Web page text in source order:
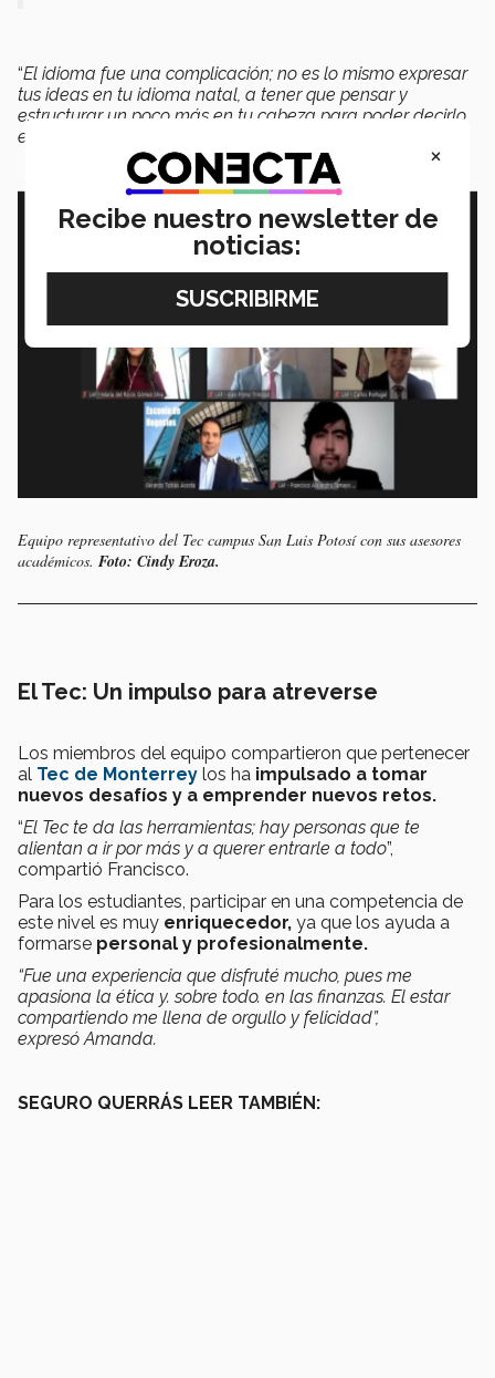
“El idioma fue una complicación; no es lo mismo expresar
tus ideas en tu idioma natal, a tener que pensar y
estructurar un poco más en tu cabeza para poder decirlo
en inglés
Equipo representativo del Tec campus San Luis Potosí con sus asesores
académicos. Foto: Cindy Eroza.
El Tec: Un impulso para atreverse
Los miembros del equipo compartieron que pertenecer
al Tec de Monterrey los ha impulsado a tomar
nuevos desafíos y a emprender nuevos retos.
“El Tec te da las herramientas; hay personas que te
alientan a ir por más y a querer entrarle a todo”,
compartió Francisco.
Para los estudiantes, participar en una competencia de
este nivel es muy enriquecedor, ya que los ayuda a
formarse personal y profesionalmente.
“Fue una experiencia que disfruté mucho, pues me
apasiona la ética y. sobre todo. en las finanzas. El estar
compartiendo me llena de orgullo y felicidad”,
expresó Amanda.
SEGURO QUERRÁS LEER TAMBIÉN:
×
Recibe nuestro newsletter de
noticias: